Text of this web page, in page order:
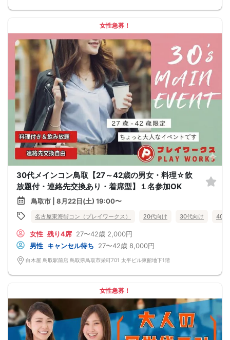
女性急募！
30代メインコン鳥取【27～42歳の男女・料理☆飲
放題付・連絡先交換あり・着席型】１名参加OK
鳥取市 | 8月22日(土) 19:00〜
名古屋東海街コン（プレイワークス） 20代向け 30代向け 40代
女性 残り4席 27〜42歳 2,000円
男性 キャンセル待ち 27〜42歳 8,000円
白木屋 鳥取駅前店 鳥取県鳥取市栄町701 太平ビル東館地下1階
女性急募！